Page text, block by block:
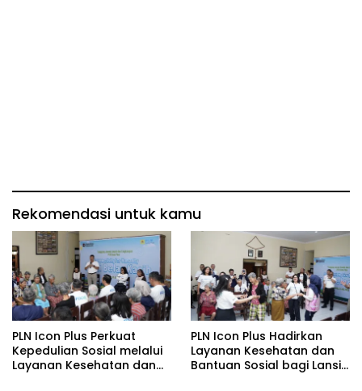
Rekomendasi untuk kamu
PLN Icon Plus Perkuat
Kepedulian Sosial melalui
Layanan Kesehatan dan
PLN Icon Plus Hadirkan
Layanan Kesehatan dan
Bantuan Sosial bagi Lansia